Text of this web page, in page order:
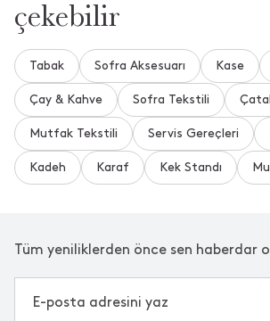
çekebilir
Tabak Sofra Aksesuarı Kase
Çay & Kahve Sofra Tekstili Çatal
Mutfak Tekstili Servis Gereçleri
Kadeh Karaf Kek Standı
Tüm yeniliklerden önce sen haberdar